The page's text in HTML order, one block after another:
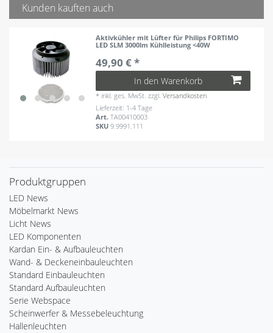
Kunden kauften auch
Aktivkühler mit Lüfter für Philips FORTIMO
LED SLM 3000lm Kühlleistung <40W
49,90 € *
In den Warenkorb
* inkl. ges. MwSt. zzgl.Versandkosten
Lieferzeit: 1-4 Tage
Art.TA00410003
SKU9.9991.111
Produktgruppen
LED News
Möbelmarkt News
Licht News
LED Komponenten
Kardan Ein- & Aufbauleuchten
Wand- & Deckeneinbauleuchten
Standard Einbauleuchten
Standard Aufbauleuchten
Serie Webspace
Scheinwerfer & Messebeleuchtung
Hallenleuchten